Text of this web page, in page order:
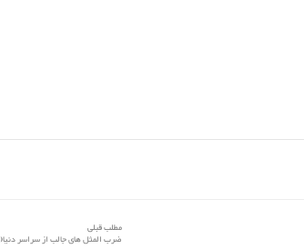
مطلب قبلی
ضرب‌ المثل‌ های جالب از سراسر دنیا(1)